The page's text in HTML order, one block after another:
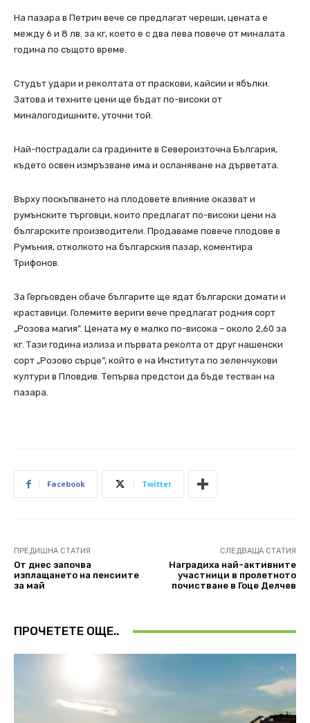
На пазара в Петрич вече се предлагат череши, цената е
между 6 и 8 лв. за кг, което е с два лева повече от миналата
година по същото време.
Студът удари и реколтата от праскови, кайсии и ябълки.
Затова и техните цени ще бъдат по-високи от
миналогодишните, уточни той.
Най-пострадали са градините в Североизточна България,
където освен измръзване има и осланяване на дърветата.
Върху поскъпването на плодовете влияние оказват и
румънските търговци, които предлагат по-високи цени на
българските производители. Продаваме повече плодове в
Румъния, отколкото на българския пазар, коментира
Трифонов.
За Гергьовден обаче българите ще ядат български домати и
краставици. Големите вериги вече предлагат родния сорт
„Розова магия”. Цената му е малко по-висока – около 2,60 за
кг. Тази година излиза и първата реколта от друг нашенски
сорт „Розово сърце”, който е на Института по зеленчукови
култури в Пловдив. Тепърва предстои да бъде тестван на
пазара.
Facebook Twitter
ПРЕДИШНА СТАТИЯ
От днес започва
изплащането на пенсиите
за май
СЛЕДВАЩА СТАТИЯ
Наградиха най-активните
участници в пролетното
почистване в Гоце Делчев
ПРОЧЕТЕТЕ ОЩЕ..